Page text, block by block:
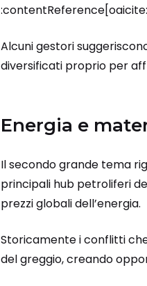
Alcuni gestori
diversificati proprio per
Energia e
Il secondo grande tema
principali hub petroliferi
prezzi globali dell’energia.
Storicamente i conflitti
del greggio, creando